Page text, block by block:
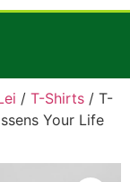
/ T-Shirts / T-
Your Life